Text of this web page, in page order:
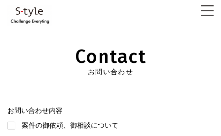
Contact
お問い合わせ内容
案件の御依頼、御相談について